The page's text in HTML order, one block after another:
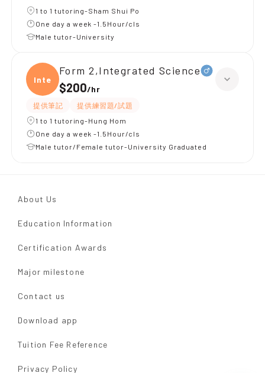
1 to 1 tutoring-Sham Shui Po
One day a week -1.5Hour/cls
Male tutor-University
Integ
Form 2,Integrated Science
$200/hr
提供筆記
提供練習題/試題
1 to 1 tutoring-Hung Hom
One day a week -1.5Hour/cls
Male tutor/Female tutor-University Graduated
About Us
Education Information
Certification Awards
Major milestone
Contact us
Download app
Tuition Fee Reference
Privacy Policy